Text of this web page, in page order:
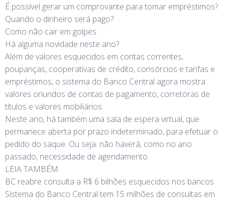
É possível gerar um comprovante para tomar empréstimos?
Quando o dinheiro será pago?
Como não cair em golpes
Há alguma novidade neste ano?
Além de valores esquecidos em contas correntes,
poupanças, cooperativas de crédito, consórcios e tarifas e
empréstimos, o sistema do Banco Central agora mostra
valores oriundos de contas de pagamento, corretoras de
títulos e valores mobiliários.
Neste ano, há também uma sala de espera virtual, que
permanece aberta por prazo indeterminado, para efetuar o
pedido do saque. Ou seja: não haverá, como no ano
passado, necessidade de agendamento.
LEIA TAMBÉM
BC reabre consulta a R$ 6 bilhões esquecidos nos bancos
Sistema do Banco Central tem 15 milhões de consultas em